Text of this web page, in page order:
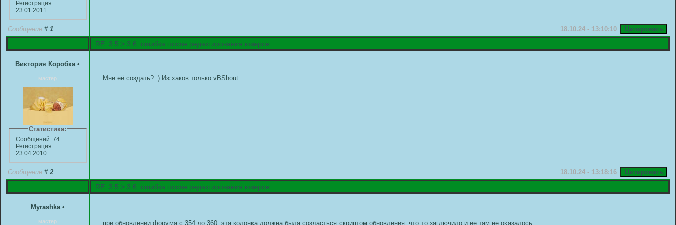
Регистрация:
23.01.2011
Сообщение # 1 18.10.24 - 13:10:10
RE: 3.5 > 3.6, ошибка после редактирования юзеров
Виктория Коробка •
мастер
Статистика:
Сообщений: 74
Регистрация:
23.04.2010
Мне её создать? :) Из хаков только vBShout
Сообщение # 2 18.10.24 - 13:18:16
RE: 3.5 > 3.6, ошибка после редактирования юзеров
Myrashka •
мастер при обновлении форума с 354 до 360, эта колонка должна была создасться скриптом обновления, что то заглючило и ее там не оказалось